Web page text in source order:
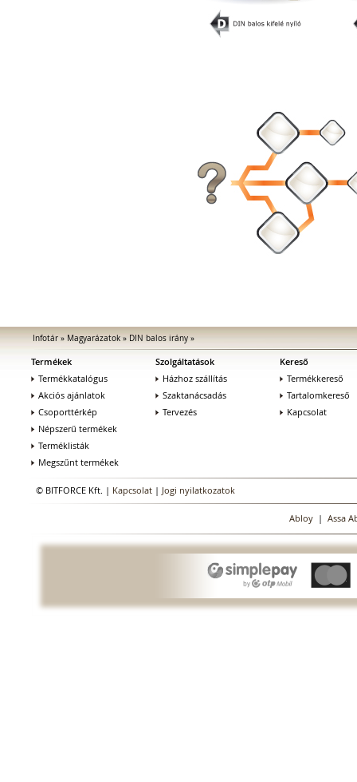
Infotár» Magyarázatok» DIN balos irány»
Termékek
Termékkatalógus
Akciós ajánlatok
Csoporttérkép
Népszerű termékek
Terméklisták
Megszűnt termékek
Szolgáltatások
Házhoz szállítás
Szaktanácsadás
Tervezés
Kereső
Termékkereső
Tartalomkereső
Kapcsolat
© BITFORCE Kft. | Kapcsolat | Jogi nyilatkozatok
Abloy| Assa